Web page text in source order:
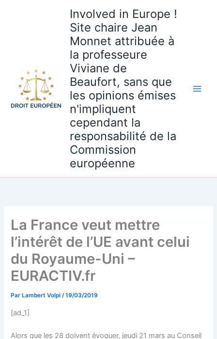
Involved in Europe !
Site chaire Jean
Monnet attribuée à
la professeure
Viviane de
Beaufort, sans que
les opinions émises
n'impliquent
cependant la
responsabilité de la
Commission
européenne
La France veut mettre
l’intérêt de l’UE avant celui
du Royaume-Uni –
EURACTIV.fr
Par Lambert Volpi/19/03/2019
[ad_1]
Alors que les 28 doivent évoquer, jeudi 21 mars au Conseil